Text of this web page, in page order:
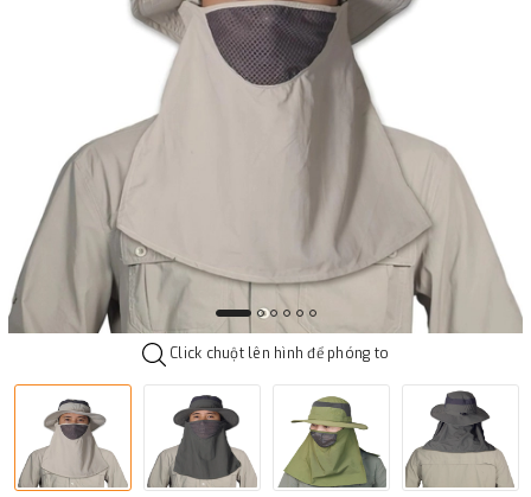
Click chuột lên hình để phóng to